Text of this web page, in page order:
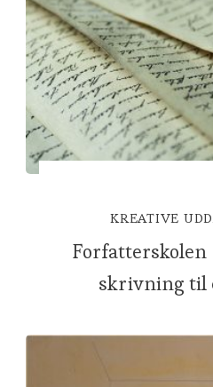
KREATIVE
skrivning til